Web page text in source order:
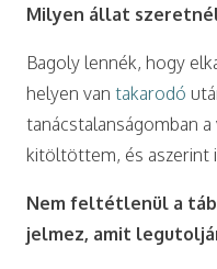
Milyen állat
Bagoly lennék, hogy
helyen van takarodó
tanácstalanságomban a
kitöltöttem, és aszerint
Nem feltétlenül a
jelmez, amit